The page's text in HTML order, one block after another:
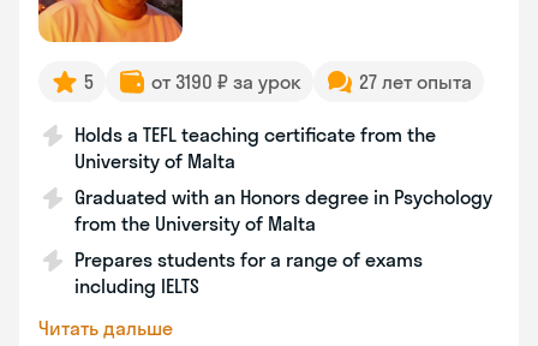
5 от 3190 ₽ за урок 27 лет опыта
Holds a TEFL teaching certificate from the
University of Malta
Graduated with an Honors degree in Psychology
from the University of Malta
Prepares students for a range of exams
including IELTS
Читать дальше